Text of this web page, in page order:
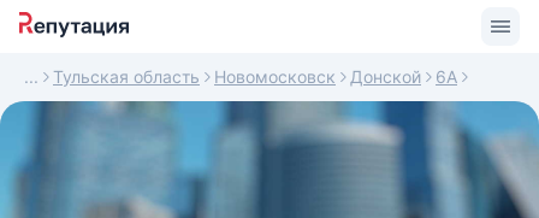
Тульская область Новомосковск Донской 6А